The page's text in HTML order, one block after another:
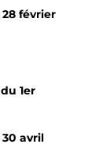
28 février
du 1er
30 avril